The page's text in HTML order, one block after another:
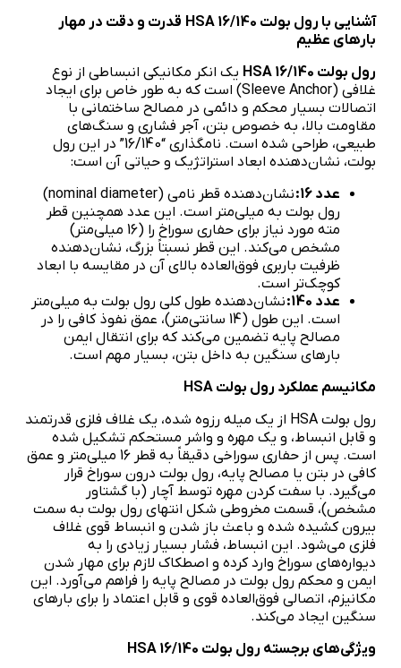
آشنایی با رول بولت HSA 16/140 قدرت و دقت در مهار
بارهای عظیم
رول بولت HSA 16/140 یک انکر مکانیکی انبساطی از نوع
غلافی (Sleeve Anchor) است که به طور خاص برای ایجاد
اتصالات بسیار محکم و دائمی در مصالح ساختمانی با
مقاومت بالا، به خصوص بتن، آجر فشاری و سنگ‌های
طبیعی، طراحی شده است. نامگذاری “16/140” در این رول
بولت، نشان‌دهنده ابعاد استراتژیک و حیاتی آن است:
عدد 16:
نشان‌دهنده قطر نامی (nominal diameter)
رول بولت به میلی‌متر است. این عدد همچنین قطر
مته مورد نیاز برای حفاری سوراخ را (16 میلی‌متر)
مشخص می‌کند. این قطر نسبتاً بزرگ، نشان‌دهنده
ظرفیت باربری فوق‌العاده بالای آن در مقایسه با ابعاد
کوچک‌تر است.
عدد 140:
نشان‌دهنده طول کلی رول بولت به میلی‌متر
است. این طول (14 سانتی‌متر)، عمق نفوذ کافی را در
مصالح پایه تضمین می‌کند که برای انتقال ایمن
بارهای سنگین به داخل بتن، بسیار مهم است.
مکانیسم عملکرد رول بولت HSA
رول بولت HSA از یک میله رزوه شده، یک غلاف فلزی قدرتمند
و قابل انبساط، و یک مهره و واشر مستحکم تشکیل شده
است. پس از حفاری سوراخی دقیقاً به قطر 16 میلی‌متر و عمق
کافی در بتن یا مصالح پایه، رول بولت درون سوراخ قرار
می‌گیرد. با سفت کردن مهره توسط آچار (با گشتاور
مشخص)، قسمت مخروطی شکل انتهای رول بولت به سمت
بیرون کشیده شده و باعث باز شدن و انبساط قوی غلاف
فلزی می‌شود. این انبساط، فشار بسیار زیادی را به
دیواره‌های سوراخ وارد کرده و اصطکاک لازم برای مهار شدن
ایمن و محکم رول بولت در مصالح پایه را فراهم می‌آورد. این
مکانیزم، اتصالی فوق‌العاده قوی و قابل اعتماد را برای بارهای
سنگین ایجاد می‌کند.
ویژگی‌های برجسته رول بولت HSA 16/140